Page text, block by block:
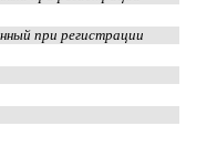
при регистрации